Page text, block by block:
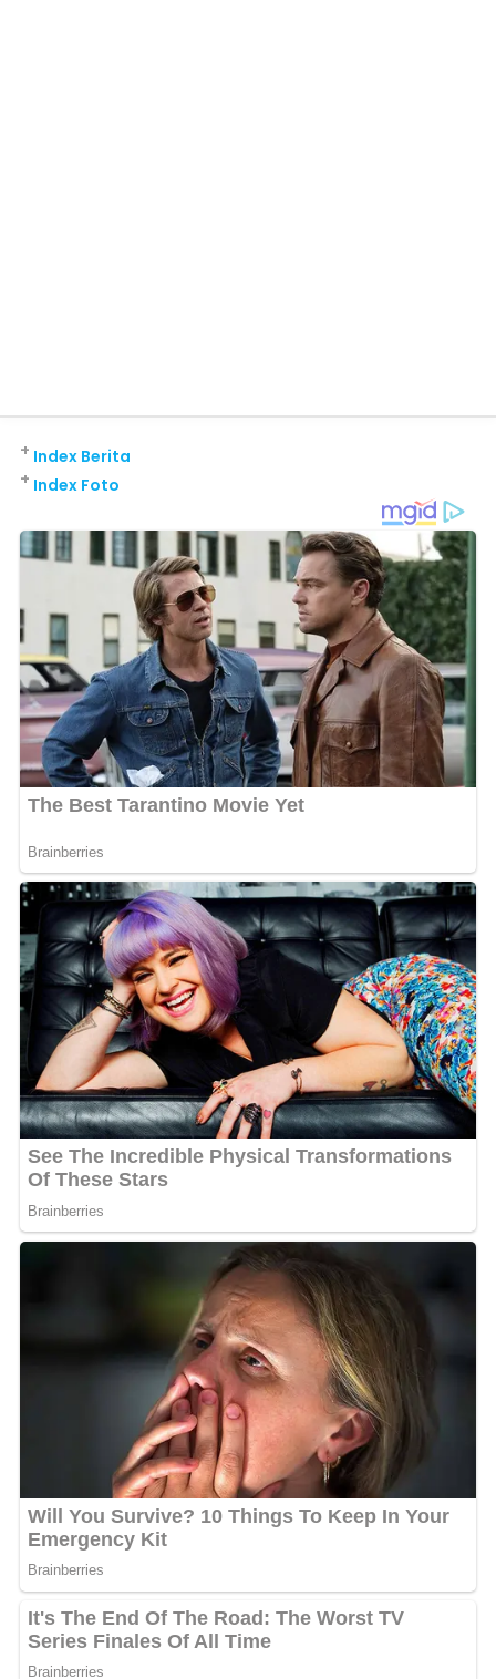
Index Berita
+
Index Foto
+